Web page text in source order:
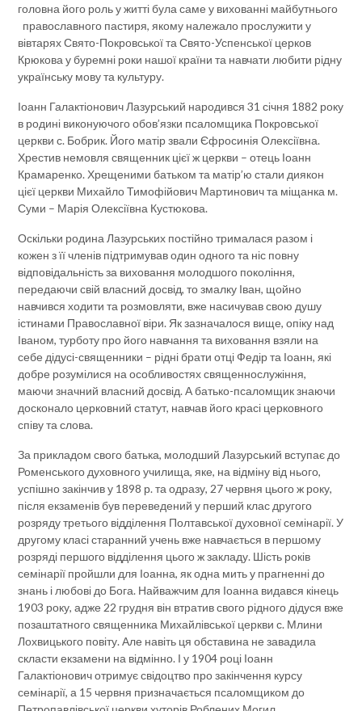
головна його роль у житті була саме у вихованні майбутнього
православного пастиря, якому належало прослужити у
вівтарях Свято-Покровської та Свято-Успенської церков
Крюкова у буремні роки нашої країни та навчати любити рідну
українську мову та культуру.
Іоанн Галактіонович Лазурський народився 31 січня 1882 року
в родині виконуючого обов’язки псаломщика Покровської
церкви с. Бобрик. Його матір звали Єфросинія Олексіївна.
Хрестив немовля священник цієї ж церкви – отець Іоанн
Крамаренко. Хрещеними батьком та матір’ю стали диякон
цієї церкви Михайло Тимофійович Мартинович та міщанка м.
Суми – Марія Олексіївна Кустюкова.
Оскільки родина Лазурських постійно трималася разом і
кожен з її членів підтримував один одного та ніс повну
відповідальність за виховання молодшого покоління,
передаючи свій власний досвід, то змалку Іван, щойно
навчився ходити та розмовляти, вже насичував свою душу
істинами Православної віри. Як зазначалося вище, опіку над
Іваном, турботу про його навчання та виховання взяли на
себе дідусі-священники – рідні брати отці Федір та Іоанн, які
добре розумілися на особливостях священнослужіння,
маючи значний власний досвід. А батько-псаломщик знаючи
досконало церковний статут, навчав його красі церковного
співу та слова.
За прикладом свого батька, молодший Лазурський вступає до
Роменського духовного училища, яке, на відміну від нього,
успішно закінчив у 1898 р. та одразу, 27 червня цього ж року,
після екзаменів був переведений у перший клас другого
розряду третього відділення Полтавської духовної семінарії. У
другому класі старанний учень вже навчається в першому
розряді першого відділення цього ж закладу. Шість років
семінарії пройшли для Іоанна, як одна мить у прагненні до
знань і любові до Бога. Найважчим для Іоанна видався кінець
1903 року, адже 22 грудня він втратив свого рідного дідуся вже
позаштатного священника Михайлівської церкви с. Млини
Лохвицького повіту. Але навіть ця обставина не завадила
скласти екзамени на відмінно. І у 1904 році Іоанн
Галактіонович отримує свідоцтво про закінчення курсу
семінарії, а 15 червня призначається псаломщиком до